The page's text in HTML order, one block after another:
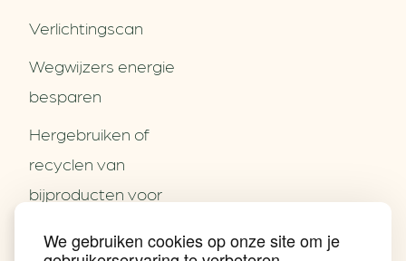
We gebruiken cookies op onze site om je
Partners
Contact
Nieuws
Verlichtingscan
Wegwijzers energie
besparen
Hergebruiken of
recyclen van
bijproducten voor